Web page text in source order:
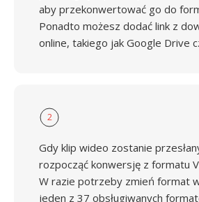
aby przekonwertować go do
Ponadto możesz dodać link z
online, takiego jak Google Drive
2
Gdy klip wideo zostanie
rozpocząć konwersję z formatu
W razie potrzeby zmień format
jeden z 37 obsługiwanych